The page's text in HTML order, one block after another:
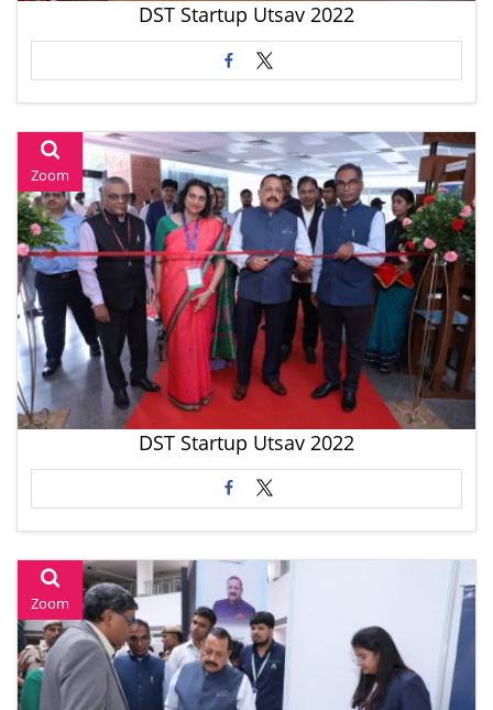
DST Startup Utsav 2022
Zoom
DST Startup Utsav 2022
Zoom